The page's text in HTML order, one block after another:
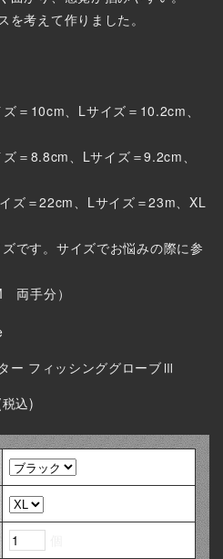
考えて作りました。
＝10cm、Lサイズ＝10.2cm、
＝8.8cm、Lサイズ＝9.2cm、
ズ＝22cm、Lサイズ＝23m、XL
です。サイズでお悩みの際に参
手分）
ー フィッシンググローブⅢ
込)